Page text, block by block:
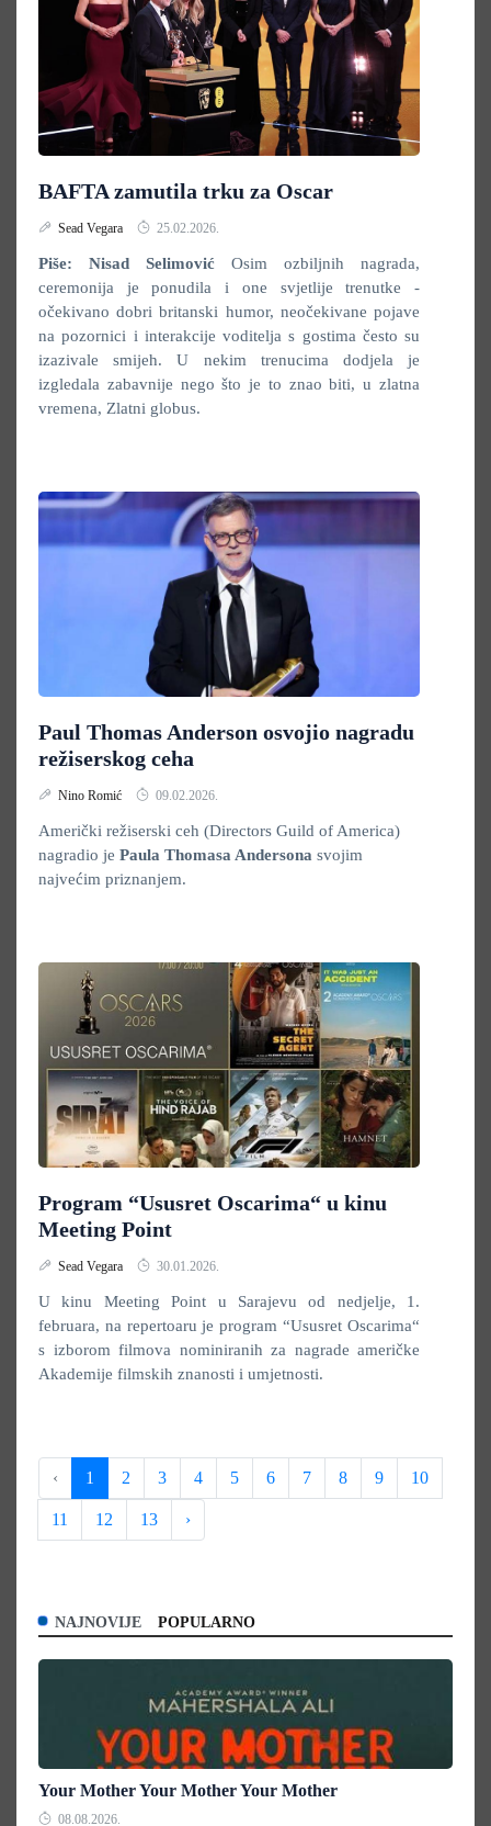
BAFTA zamutila trku za Oscar
Sead Vegara 25.02.2026.
Piše: Nisad Selimović Osim ozbiljnih nagrada,
ceremonija je ponudila i one svjetlije trenutke -
očekivano dobri britanski humor, neočekivane pojave
na pozornici i interakcije voditelja s gostima često su
izazivale smijeh. U nekim trenucima dodjela je
izgledala zabavnije nego što je to znao biti, u zlatna
vremena, Zlatni globus.
Paul Thomas Anderson osvojio nagradu
režiserskog ceha
Nino Romić 09.02.2026.
Američki režiserski ceh (Directors Guild of America)
nagradio je Paula Thomasa Andersona svojim
najvećim priznanjem.
Program “Ususret Oscarima“ u kinu
Meeting Point
Sead Vegara 30.01.2026.
U kinu Meeting Point u Sarajevu od nedjelje, 1.
februara, na repertoaru je program “Ususret Oscarima“
s izborom filmova nominiranih za nagrade američke
Akademije filmskih znanosti i umjetnosti.
‹ 1 2 3 4 5 6 7 8 9 10
11 12 13 ›
NAJNOVIJE POPULARNO
Your Mother Your Mother Your Mother
08.08.2026.